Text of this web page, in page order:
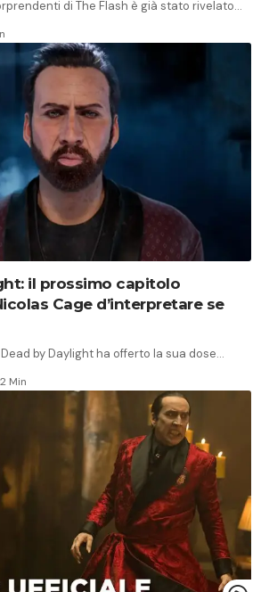
di The Flash è già stato rivelato…
il prossimo capitolo
Cage d’interpretare se
by Daylight ha offerto la sua dose…
2 Min